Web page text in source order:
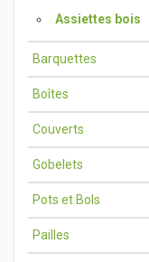
Assiettes bois
Barquettes
Boîtes
Couverts
Gobelets
Pots et Bols
Pailles